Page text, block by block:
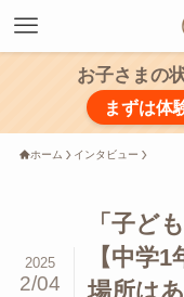
お子さまの
まずは体
ホーム インタビュー
「子ど
【中学
場所は
2025
2/04